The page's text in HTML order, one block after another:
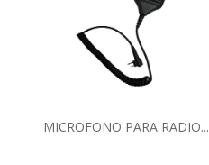
MICROFONO PARA RADIO...